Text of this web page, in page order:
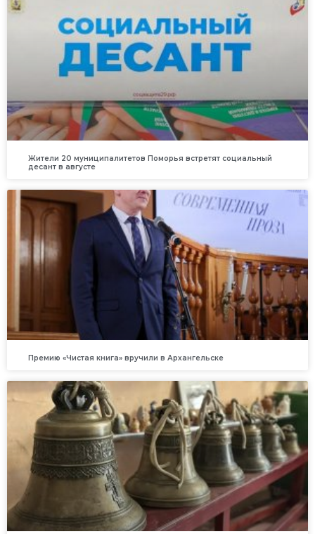
Жители 20 муниципалитетов Поморья встретят социальный
десант в августе
Премию «Чистая книга» вручили в Архангельске